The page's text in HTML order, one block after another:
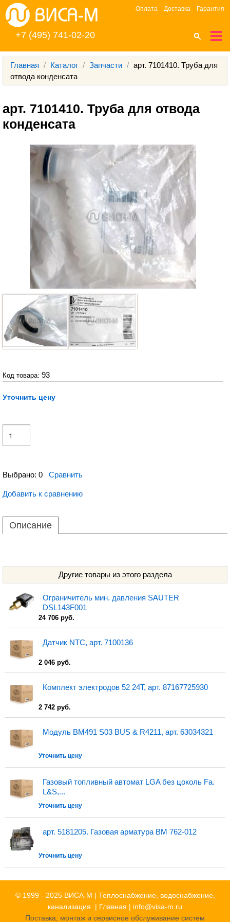
Оплата Доставка Гарантия
+7 (495) 741-02-20
Главная / Каталог / Запчасти / арт. 7101410. Труба для
отвода конденсата
арт. 7101410. Труба для отвода
конденсата
Код товара: 93
Уточнить цену
Выбрано: 0 Сравнить
Добавить к сравнению
Описание
Другие товары из этого раздела
Ограничитель мин. давления SAUTER
DSL143F001
24 706 руб.
Датчик NTC, арт. 7100136
2 046 руб.
Комплект электродов 52 24Т, арт. 87167725930
2 742 руб.
Модуль BM491 S03 BUS & R4211, арт. 63034321
Уточнить цену
Газовый топливный автомат LGA без цоколь Fa.
L&S,...
Уточнить цену
арт. 5181205. Газовая арматура ВМ 762-012
Уточнить цену
© 1999 - 2025 ВИСА-М | Теплоснабжение, водоснабжение,
канализация | Главная | info@visa-m.ru
Поставка, монтаж и сервисное обслуживание систем